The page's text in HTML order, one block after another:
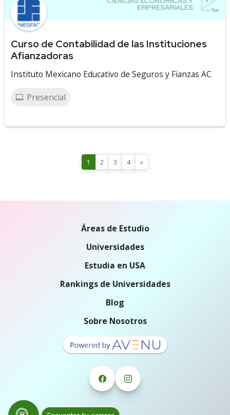
Curso de Contabilidad de las Instituciones
Afianzadoras
Instituto Mexicano Educativo de Seguros y Fianzas AC
Presencial
1 2 3 4 »
Áreas de Estudio
Universidades
Estudia en USA
Rankings de Universidades
Blog
Sobre Nosotros